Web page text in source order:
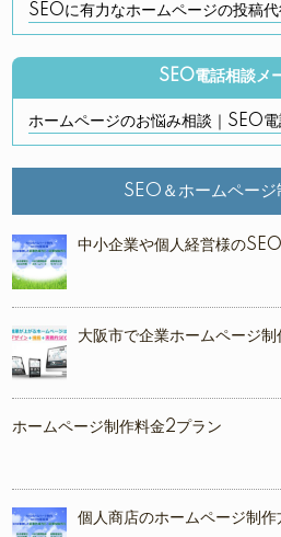
SEOに有力なホームページの投
SEO電話相談メ
ホームページのお悩み相談｜SEO
SEO＆ホームペー
中小企業や個人経営様の
大阪市で企業ホームページ制
ホームページ制作料金2プラン
個人商店のホームページ制